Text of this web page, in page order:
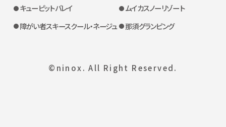
キューピットバレイ
障がい者スキースクール・ネージュ
ムイカスノーリゾート
那須グランピング
©ninox. All Right Reserved.